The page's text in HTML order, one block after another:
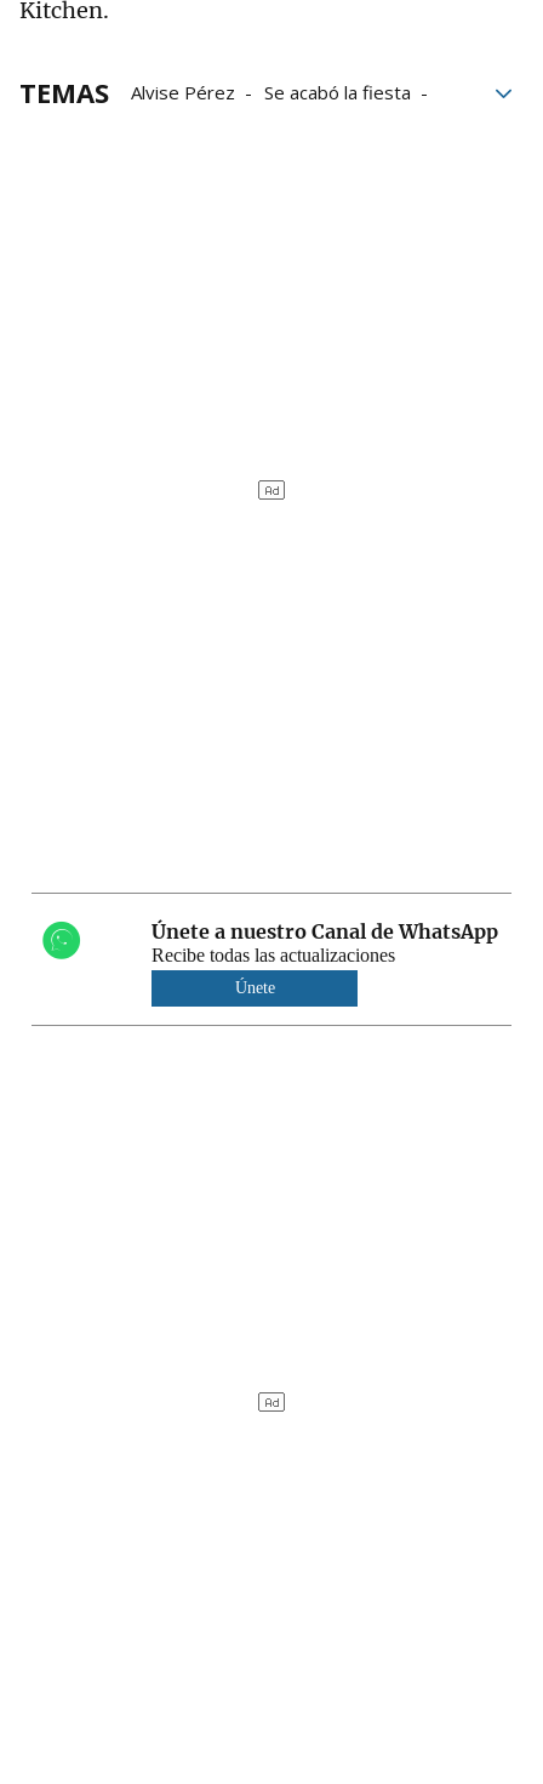
Kitchen.
TEMAS Alvise Pérez
Se acabó la fiesta
Únete a nuestro Canal de WhatsApp
Recibe todas las actualizaciones
Únete